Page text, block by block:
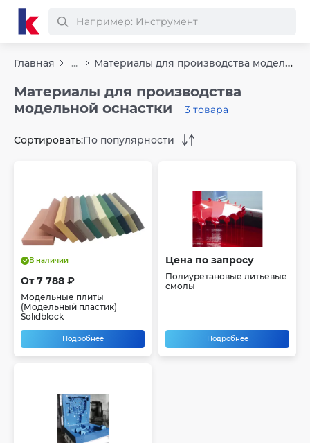
Главная ... Материалы для производства модельной оснастки
Материалы для производства
модельной оснастки
3 товара
Сортировать:По популярности
В наличии
От 7 788 ₽
Модельные плиты
(Модельный пластик)
Solidblock
Подробнее
Цена по запросу
Полиуретановые литьевые
смолы
Подробнее